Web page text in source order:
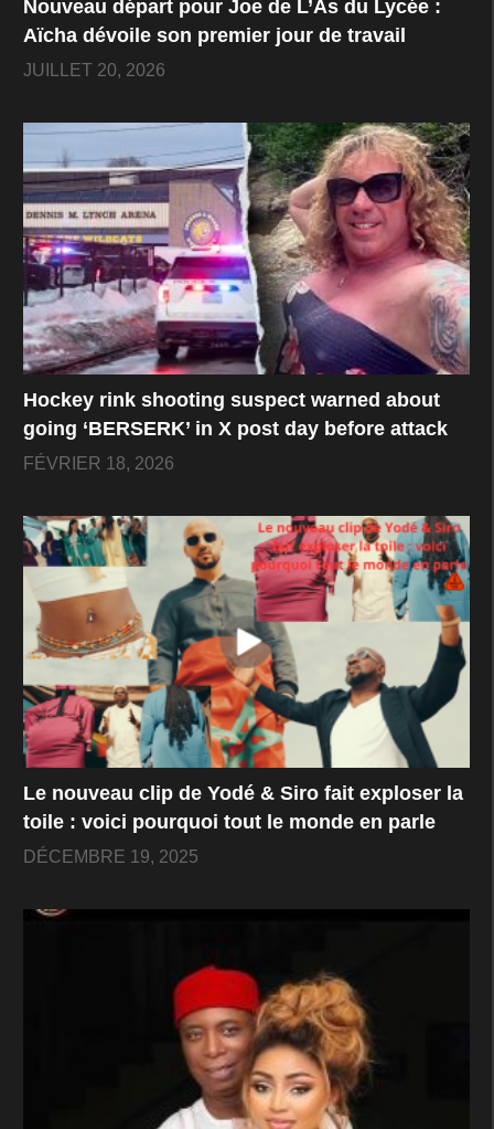
Nouveau départ pour Joe de L’As du Lycée :
Aïcha dévoile son premier jour de travail
JUILLET 20, 2026
Hockey rink shooting suspect warned about
going ‘BERSERK’ in X post day before attack
FÉVRIER 18, 2026
Le nouveau clip de Yodé & Siro fait exploser la
toile : voici pourquoi tout le monde en parle
DÉCEMBRE 19, 2025